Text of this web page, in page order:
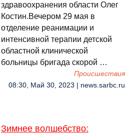
здравоохранения области Олег
Костин.Вечером 29 мая в
отделение реанимации и
интенсивной терапии детской
областной клинической
больницы бригада скорой …
Происшествия
08:30, Май 30, 2023 | news.sarbc.ru
Зимнее волшебство: